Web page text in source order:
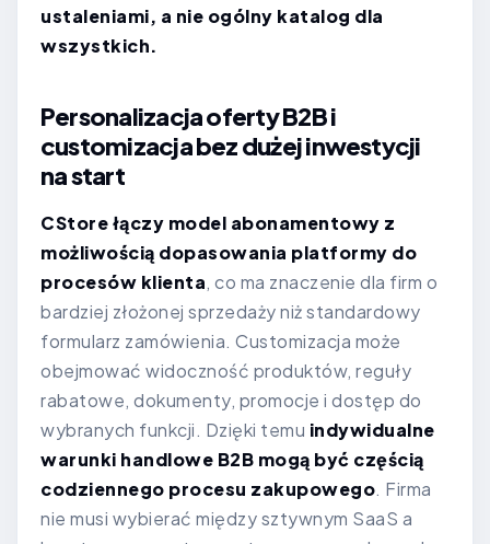
ustaleniami, a nie ogólny katalog dla
wszystkich.
Personalizacja oferty B2B i
customizacja bez dużej inwestycji
na start
CStore łączy model abonamentowy z
możliwością dopasowania platformy do
procesów klienta, co ma znaczenie dla firm o
bardziej złożonej sprzedaży niż standardowy
formularz zamówienia. Customizacja może
obejmować widoczność produktów, reguły
rabatowe, dokumenty, promocje i dostęp do
wybranych funkcji. Dzięki temu indywidualne
warunki handlowe B2B mogą być częścią
codziennego procesu zakupowego. Firma
nie musi wybierać między sztywnym SaaS a